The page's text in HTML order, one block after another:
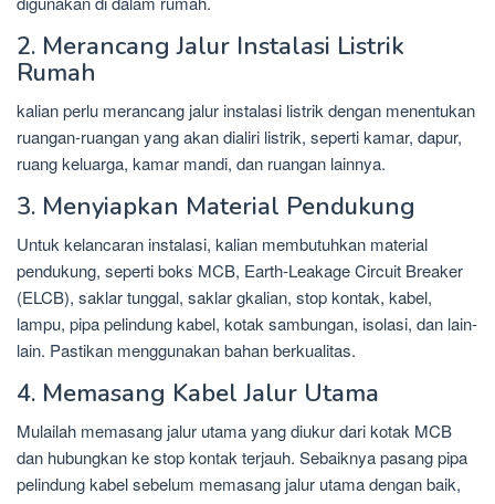
2. Merancang Jalur Instalasi Listrik
Rumah
kalian perlu merancang jalur instalasi listrik dengan menentukan
ruangan-ruangan yang akan dialiri listrik, seperti kamar, dapur,
ruang keluarga, kamar mandi, dan ruangan lainnya.
3. Menyiapkan Material Pendukung
Untuk kelancaran instalasi, kalian membutuhkan material
pendukung, seperti boks MCB, Earth-Leakage Circuit Breaker
(ELCB), saklar tunggal, saklar gkalian, stop kontak, kabel,
lampu, pipa pelindung kabel, kotak sambungan, isolasi, dan lain-
lain. Pastikan menggunakan bahan berkualitas.
4. Memasang Kabel Jalur Utama
Mulailah memasang jalur utama yang diukur dari kotak MCB
dan hubungkan ke stop kontak terjauh. Sebaiknya pasang pipa
pelindung kabel sebelum memasang jalur utama dengan baik,